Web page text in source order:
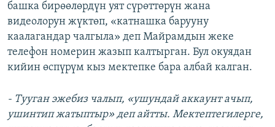
башка бирөөлөрдүн уят сүрөттөрүн жана
видеолорун жүктөп, «катнашка барууну
каалагандар чалгыла» деп Майрамдын жеке
телефон номерин жазып калтырган. Бул окуядан
кийин өспүрүм кыз мектепке бара албай калган.
- Тууган эжебиз чалып, «ушундай аккаунт ачып,
ушинтип жатыптыр» деп айтты. Мектептегилерге,